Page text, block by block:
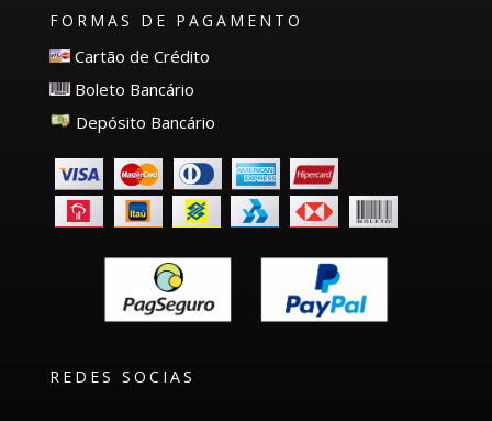
FORMAS DE PAGAMENTO
Cartão de Crédito
Boleto Bancário
Depósito Bancário
REDES SOCIAS